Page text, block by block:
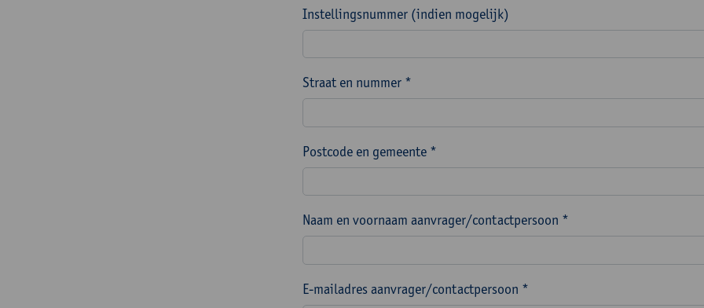
Instellingsnummer (indien mogelijk)
Straat en nummer *
Postcode en gemeente *
Naam en voornaam aanvrager/contactpersoon *
E-mailadres aanvrager/contactpersoon *